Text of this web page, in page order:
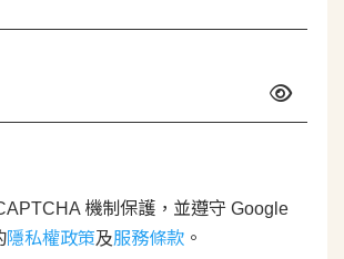
機制保護，並遵守 Google
隱私權政策及服務條款 。